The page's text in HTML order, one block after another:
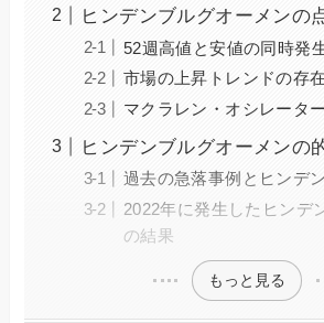
ヒンデンブルグオーメンの
52週高値と安値の同時発
市場の上昇トレンドの存
マクラレン・オシレータ
ヒンデンブルグオーメンの
過去の急落事例とヒンデ
2022年に発生したヒンデ
の結果
もっと見る